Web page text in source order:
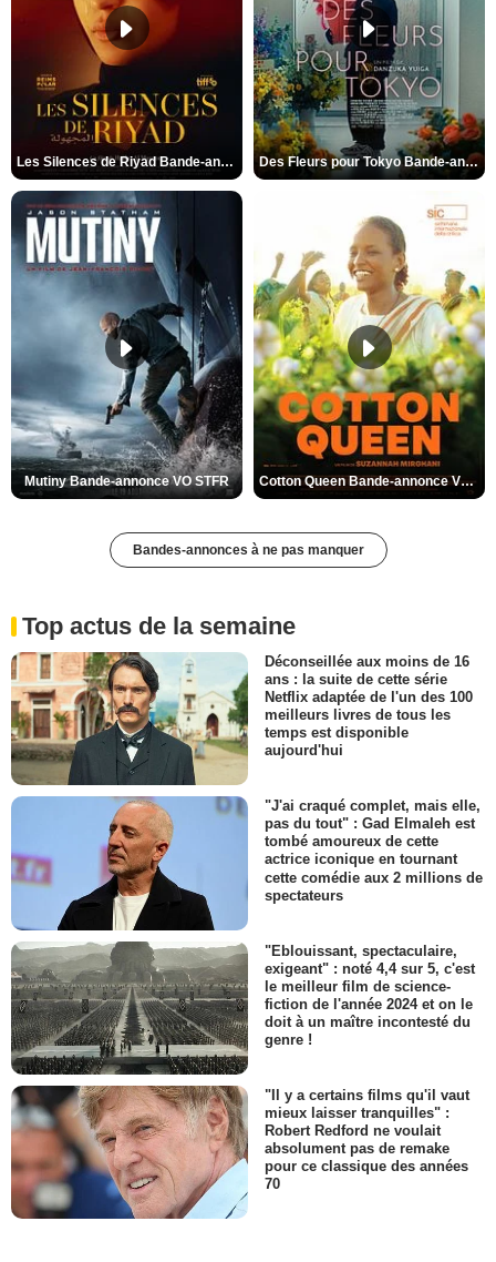
Les Silences de Riyad Bande-annonce VO STFR Des Fleurs pour Tokyo Bande-annonce VO STFR
Mutiny Bande-annonce VO STFR Cotton Queen Bande-annonce VO STFR
Bandes-annonces à ne pas manquer
Top actus de la semaine
Déconseillée aux moins de 16
ans : la suite de cette série
Netflix adaptée de l'un des 100
meilleurs livres de tous les
temps est disponible
aujourd'hui
"J'ai craqué complet, mais elle,
pas du tout" : Gad Elmaleh est
tombé amoureux de cette
actrice iconique en tournant
cette comédie aux 2 millions de
spectateurs
"Eblouissant, spectaculaire,
exigeant" : noté 4,4 sur 5, c'est
le meilleur film de science-
fiction de l'année 2024 et on le
doit à un maître incontesté du
genre !
"Il y a certains films qu'il vaut
mieux laisser tranquilles" :
Robert Redford ne voulait
absolument pas de remake
pour ce classique des années
70